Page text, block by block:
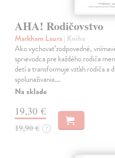
AHA! Rodičovstvo
Markham Laura| Kniha
Ako vychovať zodpovedné,
sprievodca pre každého rodiča
detí a transformuje vzťah rodiča a
spolunažívania.…
Na sklade
19,30 €
19,90 € ?